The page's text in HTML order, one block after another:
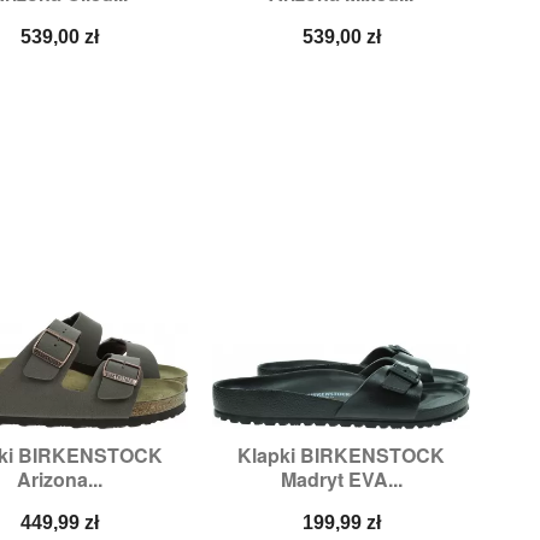
Cena
539,00 zł Cena
539,00 zł
BIRKENSTOCK
Arizona...
Cena
449,99 zł
Szybki podgląd
36,38,
Klapki BIRKENSTOCK
Madryt EVA...
Cena
199,99 zł
Szybki podgląd
Rozmiary:40